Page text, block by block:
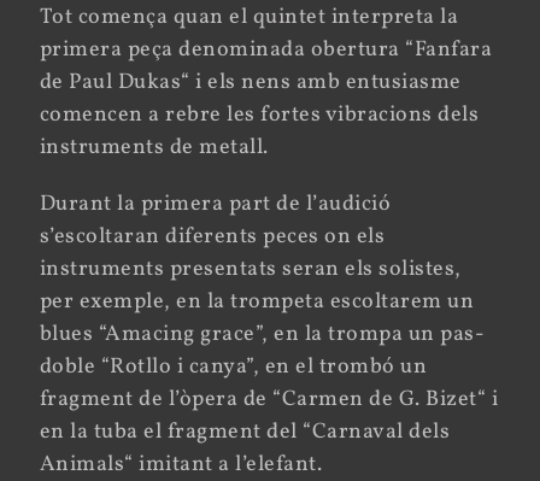
Tot comença quan el quintet interpreta la
primera peça denominada obertura “Fanfara
de Paul Dukas“ i els nens amb entusiasme
comencen a rebre les fortes vibracions dels
instruments de metall.
Durant la primera part de l’audició
s’escoltaran diferents peces on els
instruments presentats seran els solistes,
per exemple, en la trompeta escoltarem un
blues “Amacing grace”, en la trompa un pas-
doble “Rotllo i canya”, en el trombó un
fragment de l’òpera de “Carmen de G. Bizet“ i
en la tuba el fragment del “Carnaval dels
Animals“ imitant a l’elefant.